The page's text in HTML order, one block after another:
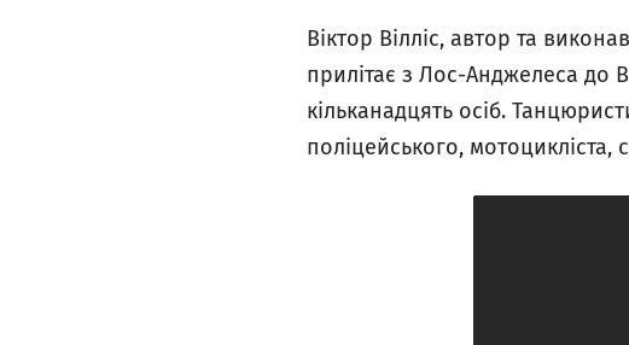
Віктор Вілліс, автор та
прилітає з Лос-Анджелеса до
кільканадцять осіб.
поліцейського, мотоцикліста,